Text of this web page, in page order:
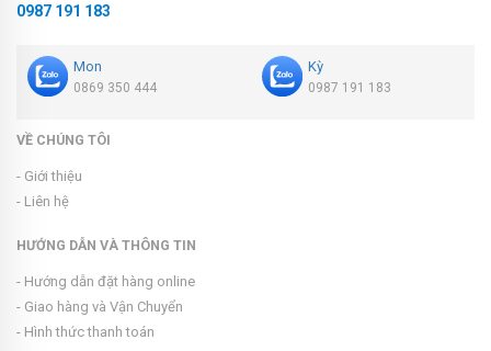
0987 191 183
Mon
0869 350 444
Kỳ
0987 191 183
VỀ CHÚNG TÔI
- Giới thiệu
- Liên hệ
HƯỚNG DẪN VÀ THÔNG TIN
- Hướng dẫn đặt hàng online
- Giao hàng và Vận Chuyển
- Hình thức thanh toán